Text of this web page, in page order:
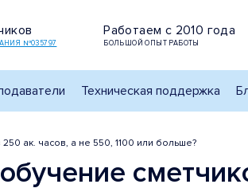
№035797
Работаем с 2010 года
БОЛЬШОЙ ОПЫТ РАБОТЫ
Техническая поддержка
ак. часов, а не 550, 1100 или больше?